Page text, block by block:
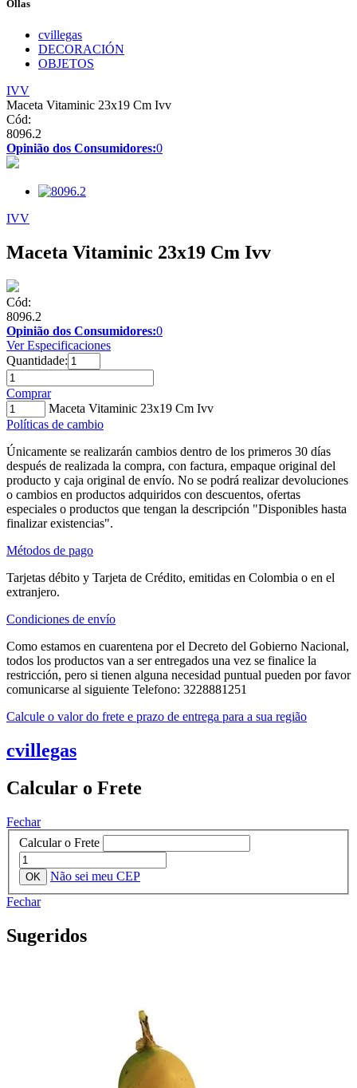
Ollas
cvillegas
DECORACIÓN
OBJETOS
IVV
Maceta Vitaminic 23x19 Cm Ivv
Cód:
8096.2
Opinião dos Consumidores:0
IVV
Maceta Vitaminic 23x19 Cm Ivv
Cód:
8096.2
Opinião dos Consumidores:0
Ver Especificaciones
Quantidade:
Comprar
Maceta Vitaminic 23x19 Cm Ivv
Políticas de cambio
Únicamente se realizarán cambios dentro de los primeros 30 días
después de realizada la compra, con factura, empaque original del
producto y caja original de envío. No se podrá realizar devoluciones
o cambios en productos adquiridos con descuentos, ofertas
especiales o productos que tengan la descripción "Disponibles hasta
finalizar existencias".
Métodos de pago
Tarjetas débito y Tarjeta de Crédito, emitidas en Colombia o en el
extranjero.
Condiciones de envío
Como estamos en cuarentena por el Decreto del Gobierno Nacional,
todos los productos van a ser entregados una vez se finalice la
restricción, pero si tienen alguna necesidad puntual pueden por favor
comunicarse al siguiente Telefono: 3228881251
Calcule o valor do frete e prazo de entrega para a sua região
cvillegas
Calcular o Frete
Fechar
Calcular o Frete
Não sei meu CEP
Fechar
Sugeridos